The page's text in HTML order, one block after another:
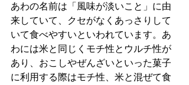
あわの名前は「風味が淡いこと」に由
来していて、クセがなくあっさりして
いて食べやすいといわれています。あ
わには米と同じくモチ性とウルチ性が
あり、おこしやぜんざいといった菓子
に利用する際はモチ性、米と混ぜて食